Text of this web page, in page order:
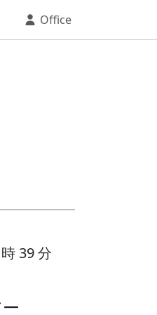
Office
39 分